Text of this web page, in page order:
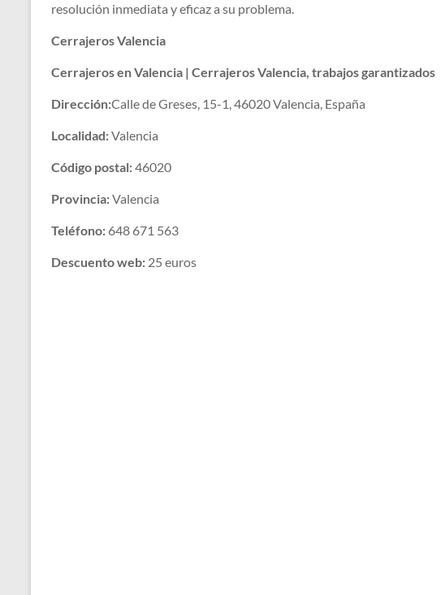
resolución inmediata y eficaz a su problema.
Cerrajeros Valencia
Cerrajeros en Valencia | Cerrajeros Valencia, trabajos garantizados
Dirección:Calle de Greses, 15-1, 46020 Valencia, España
Localidad:Valencia
Código postal:46020
Provincia:Valencia
Teléfono: 648 671 563
Descuento web: 25 euros